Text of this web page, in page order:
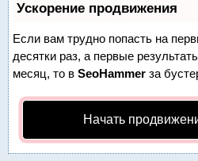
Ускорение продвижения
Если вам трудно попасть на
десятки раз, а первые
месяц, то в SeoHammer за
Начать